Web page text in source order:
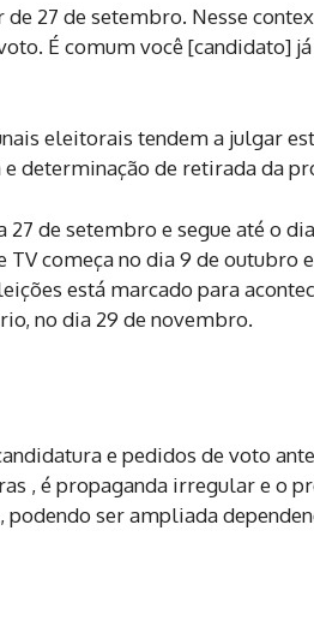
27 de setembro. Nesse
É comum você [candidato]
eleitorais tendem a julgar
determinação de retirada da
de setembro e segue até o dia
começa no dia 9 de outubro
está marcado para
no dia 29 de novembro.
e pedidos de voto
, é propaganda irregular e o
ser ampliada